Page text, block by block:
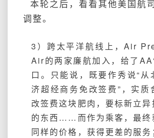
本轮之后，看看其他美国航
调整。
3）跨太平洋航线上，Air
Air的两家廉航加入，给了
口。
只能说，既要作秀说“从
济超经商务免改签费”，实质
改签费这块肥肉，要标新立异
的东西……而作为乘客，最终
同样的价格，获得更差的服务